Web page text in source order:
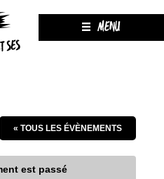
SES
MENU
« TOUS LES ÉVÈNEMENTS
est passé